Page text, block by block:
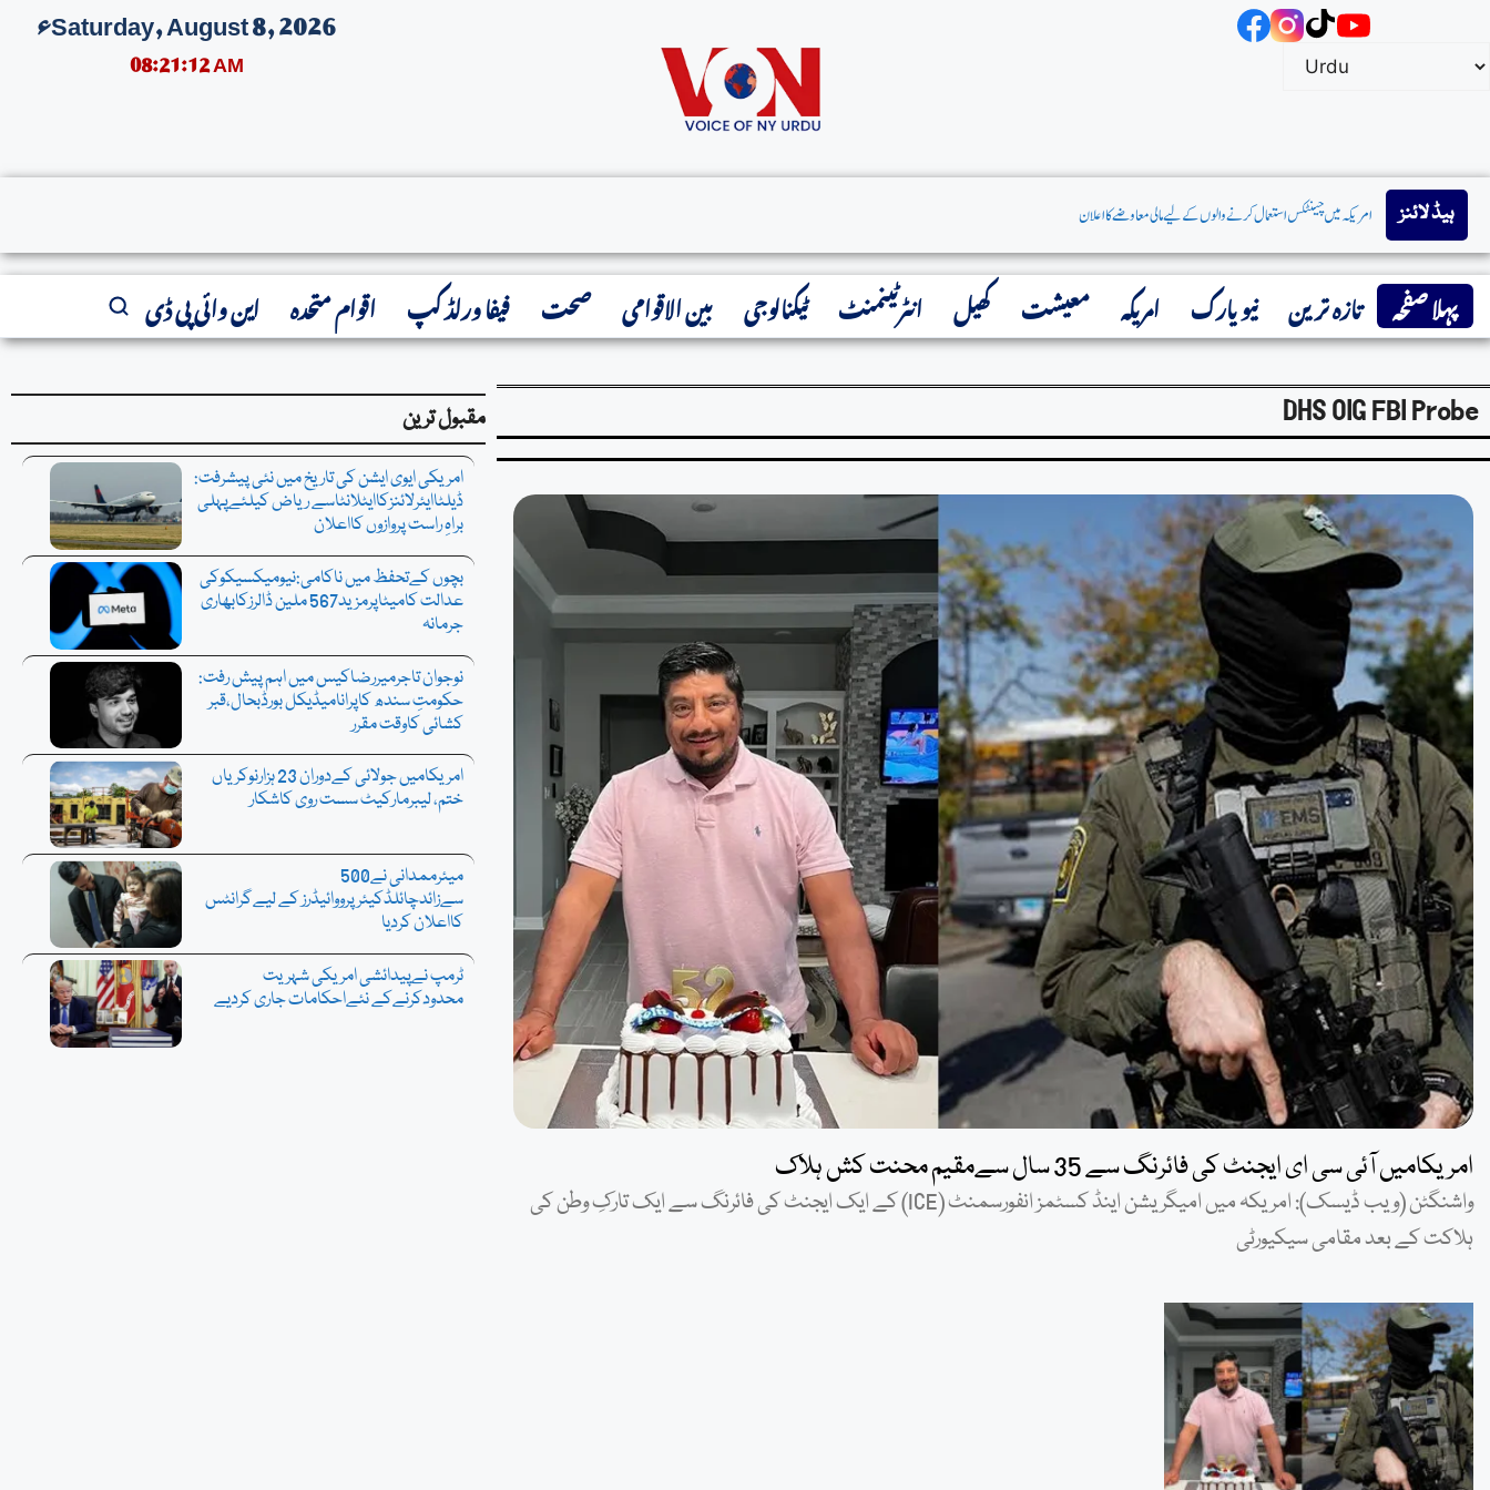
Saturday, August 8, 2026ء
08:21:12 AM
ہیڈ لائنز
پہلا صفحہ تازہ ترین نیو یارک امریکہ معیشت کھیل انٹرٹینمنٹ ٹیکنالوجی بین الاقوامی صحت فیفا ورلڈ کپ اقوام متحدہ این وائی پی ڈی
مقبول ترین
امریکی ایوی ایشن کی تاریخ میں نئی پیشرفت:
ڈیلٹاایئرلائنزکاایٹلانٹاسے ریاض کیلئےپہلی
براہِ راست پروازوں کااعلان
بچوں کےتحفظ میں ناکامی:نیومیکسیکوکی
عدالت کامیٹاپرمزید567 ملین ڈالرزکابھاری
جرمانہ
نوجوان تاجرمیررضاکیس میں اہم پیش رفت:
حکومتِ سندھ کاپرانامیڈیکل بورڈبحال،قبر
کشائی کاوقت مقرر
امریکامیں جولائی کےدوران 23 ہزارنوکریاں
ختم، لیبرمارکیٹ سست روی کاشکار
میئرممدانی نے500
سےزائدچائلڈکیئرپرووائیڈرز کے لیےگرانٹس
کااعلان کردیا
ٹرمپ نےپیدائشی امریکی شہریت
محدودکرنےکے نئےاحکامات جاری کردیے
DHS OIG FBI Probe
امریکامیں آئی سی ای ایجنٹ کی فائرنگ سے 35 سال سےمقیم محنت کش ہلاک
واشنگٹن (ویب ڈیسک): امریکہ میں امیگریشن اینڈ کسٹمز انفورسمنٹ (ICE) کے ایک ایجنٹ کی فائرنگ سے ایک تارکِ وطن کی
ہلاکت کے بعد مقامی سیکیورٹی